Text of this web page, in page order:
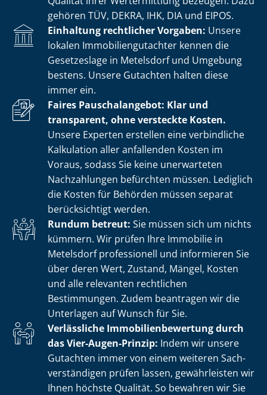
gehören TÜV, DEKRA, IHK, DIA und EIPOS.
Einhaltung rechtlicher Vorgaben: Unsere
lokalen Im­mo­bi­li­en­gut­ach­ter kennen die
Gesetzeslage in Metelsdorf und Umgebung
bestens. Unsere Gutachten halten diese
immer ein.
Faires Pauschalangebot: Klar und
transparent, ohne versteckte Kosten.
Unsere Experten erstellen eine verbindliche
Kalkulation aller anfallenden Kosten im
Voraus, sodass Sie keine unerwarteten
Nachzahlungen befürchten müssen. Lediglich
die Kosten für Behörden müssen separat
berücksichtigt werden.
Rundum betreut: Sie müssen sich um nichts
kümmern. Wir prüfen Ihre Immobilie in
Metelsdorf professionell und informieren Sie
über deren Wert, Zustand, Mängel, Kosten
und alle relevanten rechtlichen
Bestimmungen. Zudem beantragen wir die
Unterlagen auf Wunsch für Sie.
Verlässliche Im­mo­bi­li­en­be­wer­tung durch
das Vier-Augen-Prinzip: Indem wir unsere
Gutachten immer von einem weiteren Sach­
ver­stän­di­gen prüfen lassen, gewährleisten wir
Ihnen höchste Qualität. So bewahren wir Sie